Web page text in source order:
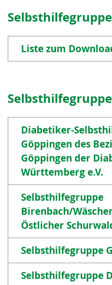
Liste zum
Diabetiker-
Göppingen des
Göppingen der
Württemberg e.V.
Selbsthilfegruppe
Birenbach/
Östlicher
Selbsthilfegruppe
Selbsthilfegruppe